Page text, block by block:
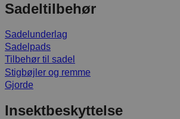
Sadeltilbehør
Sadelunderlag
Sadelpads
Tilbehør til sadel
Stigbøjler og remme
Gjorde
Insektbeskyttelse